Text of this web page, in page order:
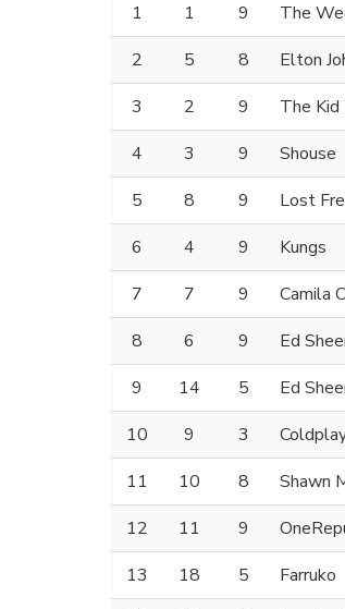
1
1 9 The
2
5 8 Elton
3
2 9 The Kid
4
3 9 Shouse
5
8 9 Lost
6
4 9 Kungs
7
7 9 Camila
8
6 9 Ed
9
14 5 Ed
10
9 3
11
10 8 Shawn
12
11 9
13
18 5 Farruko